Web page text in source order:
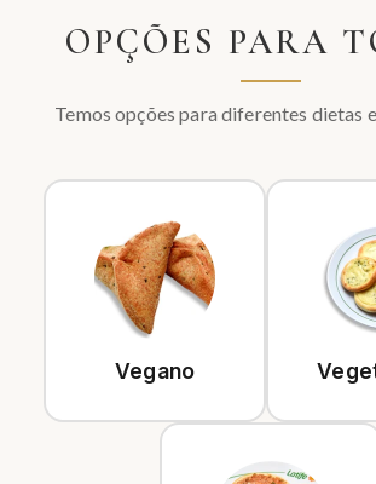
OPÇÕES PARA
Temos opções para diferentes dietas
Vegano